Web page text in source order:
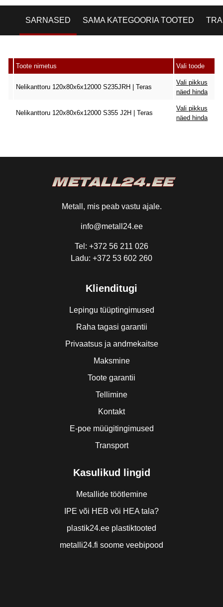
SARNASED SAMA KATEGOORIA TOOTED
Toote nimetus Vali toode
Nelikanttoru 120x80x6x12000 S235JRH | Teras
Vali pikkus
näed hinda
Nelikanttoru 120x80x6x12000 S355 J2H | Teras
Vali pikkus
näed hinda
Metall, mis peab vastu ajale.
info@metall24.ee
Tel: +372 56 211 026
Ladu: +372 53 602 260
Klienditugi
Lepingu tüüptingimused
Raha tagasi garantii
Privaatsus ja andmekaitse
Maksmine
Toote garantii
Tellimine
Kontakt
E-poe müügitingimused
Transport
Kasulikud lingid
Metallide töötlemine
IPE või HEB või HEA tala?
plastik24.ee plastiktooted
metalli24.fi soome veebipood